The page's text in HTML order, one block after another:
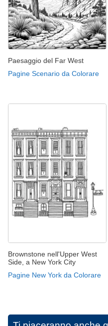
Paesaggio del Far West
Pagine Scenario da Colorare
Brownstone nell'Upper West
Side, a New York City
Pagine New York da Colorare